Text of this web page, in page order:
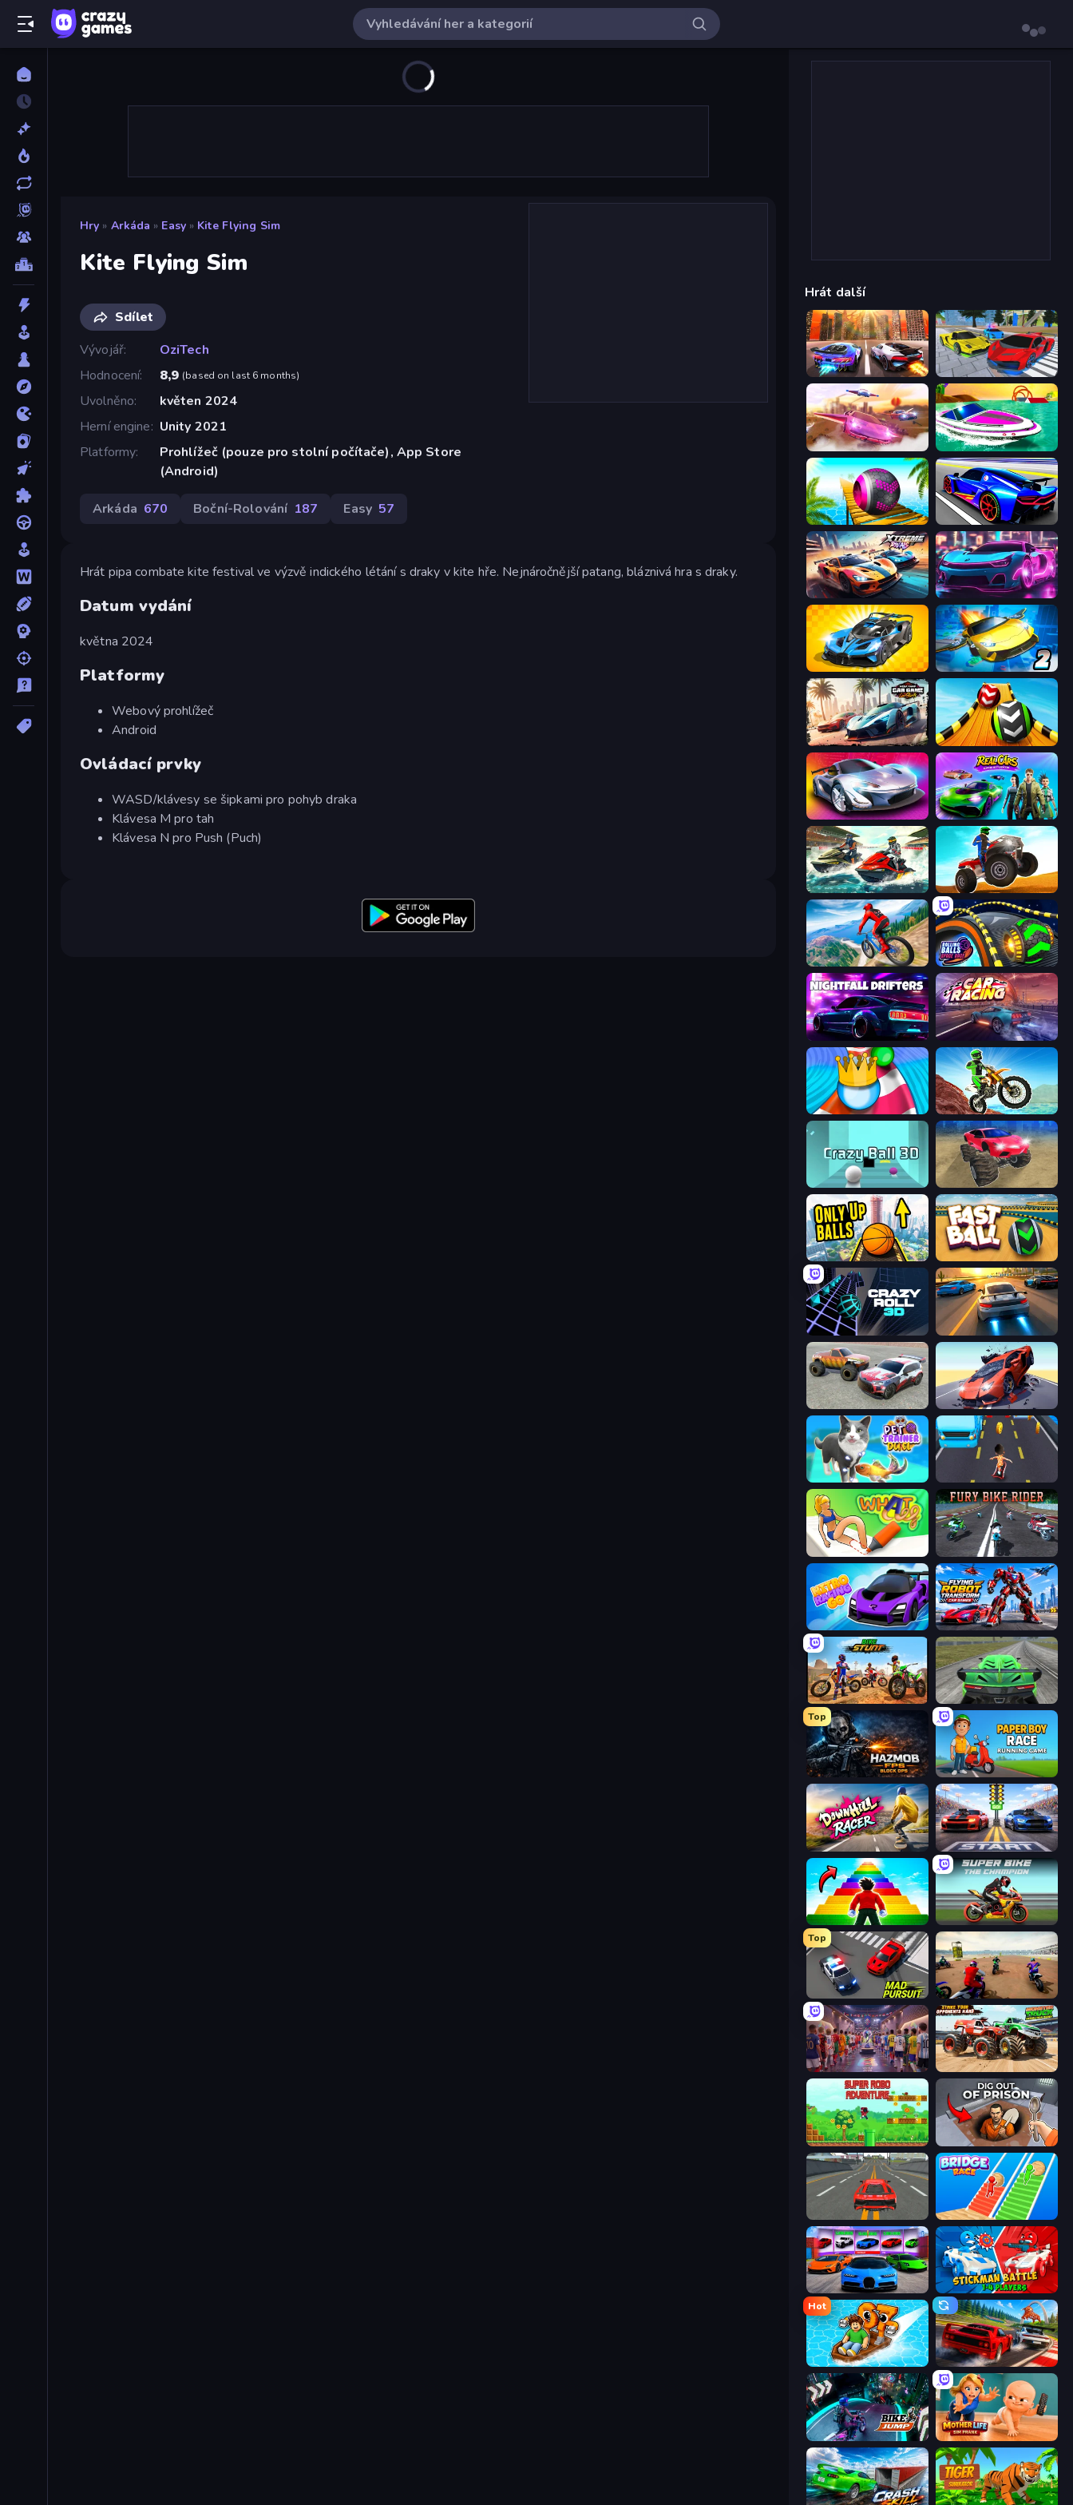
Hry » Arkáda » Easy » Kite Flying Sim
Kite Flying Sim
Sdílet
Vývojář
OziTech
Hodnocení
8,9 (based on last 6 months)
Uvolněno
květen 2024
Herní engine
Unity 2021
Platformy
Prohlížeč (pouze pro stolní počítače), App Store
(Android)
Arkáda 670 Boční-Rolování 187 Easy 57
Hrát pipa combate kite festival ve výzvě indického létání s draky v kite hře. Nejnáročnější patang, bláznivá hra s draky.
Datum vydání
května 2024
Platformy
Webový prohlížeč
Android
Ovládací prvky
WASD/klávesy se šipkami pro pohyb draka
Klávesa M pro tah
Klávesa N pro Push (Puch)
Hrát další
Night City Racing Real Cars Extreme Racing
Ultimate Flying Car Jet Boat Racing
Rolling Balls Sea Race Cyber Cars Punk Racing
Xtreme Rivals: Car Racing Cyber Cars Punk Racing 2
GT Cars Mega Ramps Ultimate Flying Car 2
Mega Ramp Car Game: Car Stunts Sky Balls 3D
Grand Cyber City Real Cars Epic Stunts
Jetski Race ATV Ultimate Offroad
Riders Downhill Racing Rolling Balls Space Race
Nightfall Drifters Car Games: Car Racing Game
Aquapark Balls Party Dirt Bike Mad Skills
Crazy Ball 3D
Only Up Balls Fast Ball Jump
Crazy Roll 3D Asphalt Rush
Limitless Hyper Cars Ramp Crash
Pet Trainer Duel
What a Leg Fury Bike Rider
Nitro Racing Go Flying Robot Transform Car Games
Bike Stunts Race Bike Games 3D Speed Racing Pro 2
Top
Hazmob FPS: Online Shooter Paper Boy Race: Running Game
Downhill Racer Street Racer 2
Obby Highest Jump Ever Super Bike The Champion
Top
Mad Pursuit Super MX - The Champion
CG FC 26 Monster Truck Demolition Derby
Super Robo - Adventure Dig out of Prison
Modern Car Racing 2 Bridge Race
Case Simulator: Cars Stickman battle 1-4 Players
Hot
Float for Brainrots Racing: Online!
Bike Jump Mother Life Simulator: Prank